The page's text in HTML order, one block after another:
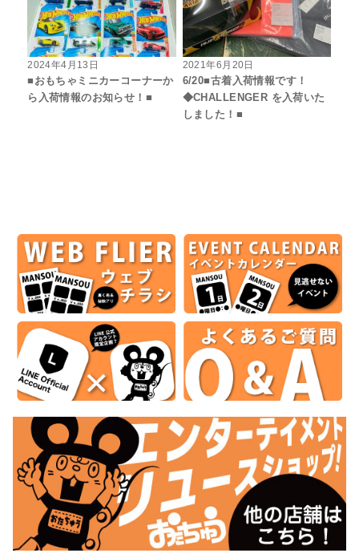
2024年4月13日
■おもちゃミニカーコーナーか
ら入荷情報のお知らせ！■
2021年6月20日
6/20■古着入荷情報です！
◆CHALLENGER を入荷いた
しました！■